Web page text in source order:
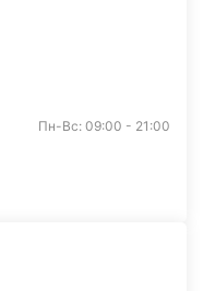
Пн-Вс: 09:00 - 21:00